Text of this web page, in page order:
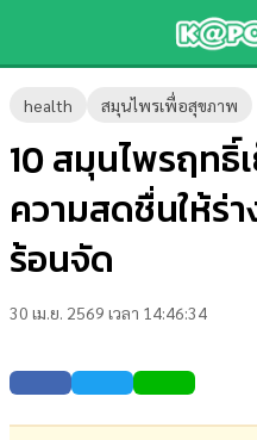
health สมุนไพรเพื่อสุขภาพ
10 สมุนไพรฤทธิ์
ความสดชื่นให้ร่
ร้อนจัด
30 เม.ย. 2569 เวลา 14:46:34
ข่าว-
ความ
รู้
บันเทิง
ตรวจ
หวย